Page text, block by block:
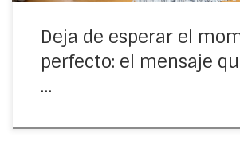
Deja de esperar el
perfecto: el mensaje
…